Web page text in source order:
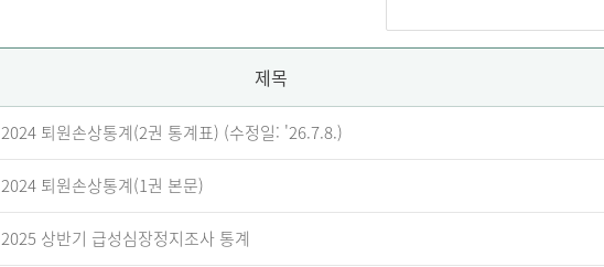
제목
2024 퇴원손상통계(2권 통계표) (수정일: '26.7.8.)
2024 퇴원손상통계(1권 본문)
2025 상반기 급성심장정지조사 통계